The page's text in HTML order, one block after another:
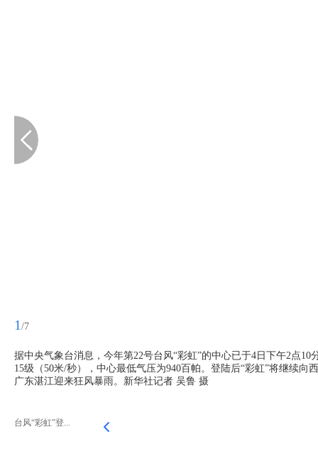
1 /7
据中央气象台消息，今年第22号台风“彩虹”的中心已于4日下午2点
15级（50米/秒），中心最低气压为940百帕。登陆后“彩虹”将继续
广东湛江迎来狂风暴雨。新华社记者 吴鲁 摄
台风“彩虹”登...